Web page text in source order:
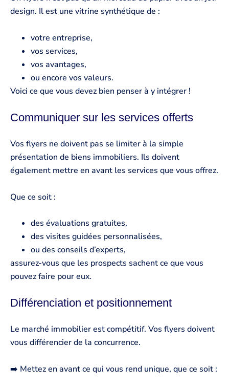
design. Il est une vitrine synthétique de :
votre entreprise,
vos services,
vos avantages,
ou encore vos valeurs.
Voici ce que vous devez bien penser à y intégrer !
Communiquer sur les services offerts
Vos flyers ne doivent pas se limiter à la simple
présentation de biens immobiliers. Ils doivent
également mettre en avant les services que vous offrez.
Que ce soit :
des évaluations gratuites,
des visites guidées personnalisées,
ou des conseils d’experts,
assurez-vous que les prospects sachent ce que vous
pouvez faire pour eux.
Différenciation et positionnement
Le marché immobilier est compétitif. Vos flyers doivent
vous différencier de la concurrence.
➡️ Mettez en avant ce qui vous rend unique, que ce soit :